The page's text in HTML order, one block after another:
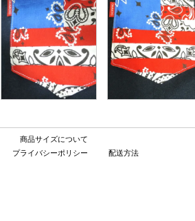
商品サイズについて
プライバシーポリシー 配送方法